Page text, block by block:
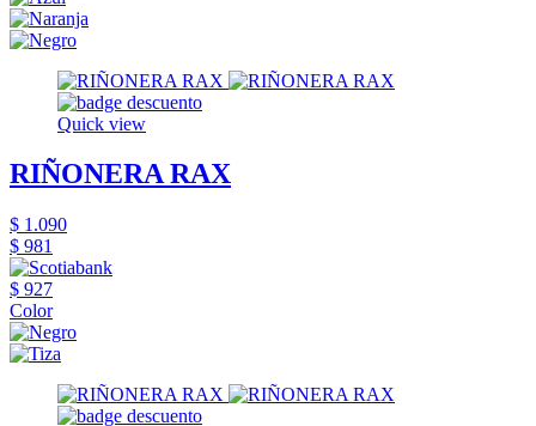
Quick view
RIÑONERA RAX
$ 1.090
$ 981
$ 927
Color